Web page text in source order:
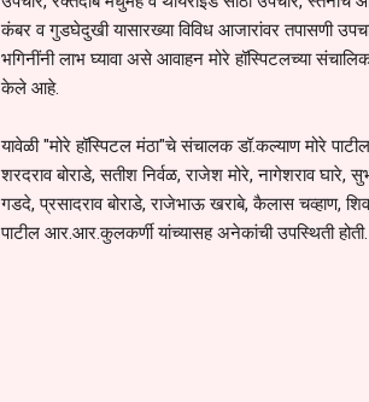
कंबर व गुडघेदुखी यासारख्या विविध आजारांवर तपासणी
भगिनींनी लाभ घ्यावा असे आवाहन मोरे हॉस्पिटलच्या
केले आहे.
यावेळी "मोरे हॉस्पिटल मंठा"चे संचालक डॉ.कल्याण मोरे
शरदराव बोराडे, सतीश निर्वळ, राजेश मोरे, नागेशराव घारे,
गडदे, प्रसादराव बोराडे, राजेभाऊ खराबे, कैलास चव्हाण,
पाटील आर.आर.कुलकर्णी यांच्यासह अनेकांची उपस्थिती होती.